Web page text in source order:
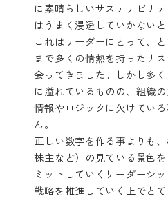
に素晴らしいサステナビリ
はうまく浸透していかないと
これはリーダーにとって、
まで多くの情熱を持ったサ
会ってきました。しかし多
に溢れているものの、組織
情報やロジックに欠けてい
ん。
正しい数字を作る事よりも
株主など）の見ている景色
ミットしていくリーダーシ
戦略を推進していく上でとて